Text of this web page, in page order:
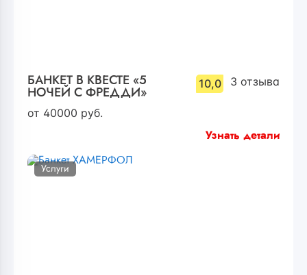
БАНКЕТ В КВЕСТЕ «5
НОЧЕЙ С ФРЕДДИ»
10,0 3 отзыва
от 40000 руб.
Узнать детали
Услуги